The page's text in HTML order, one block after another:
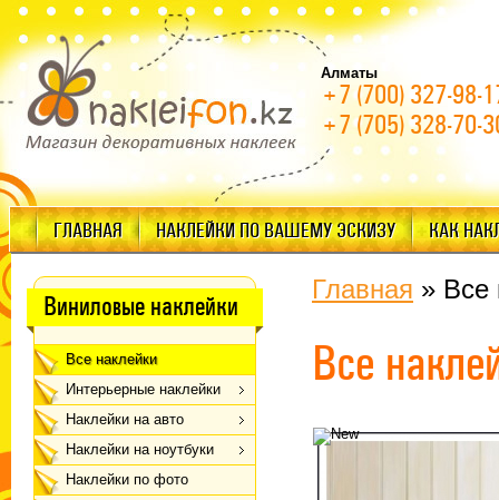
Алматы
+7 (700) 327-98-
+7 (705) 328-70-
ГЛАВНАЯ НАКЛЕЙКИ ПО ВАШЕМУ ЭСКИЗУ КАК
Виниловые наклейки
Все наклейки
Интерьерные наклейки
Наклейки на авто
Наклейки на ноутбуки
Наклейки по фото
Главная » Все
Все